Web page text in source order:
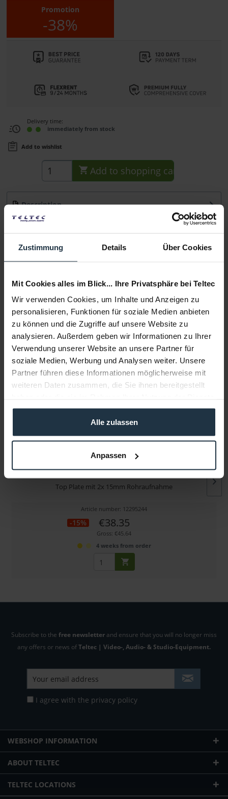
Zustimmung Details Über Cookies
Mit Cookies alles im Blick... Ihre Privatsphäre bei Teltec
Wir verwenden Cookies, um Inhalte und Anzeigen zu
personalisieren, Funktionen für soziale Medien anbieten
zu können und die Zugriffe auf unsere Website zu
analysieren. Außerdem geben wir Informationen zu Ihrer
Verwendung unserer Website an unsere Partner für
soziale Medien, Werbung und Analysen weiter. Unsere
Partner führen diese Informationen möglicherweise mit
weiteren Daten zusammen, die Sie ihnen bereitgestellt
gesammelt haben.
Alle zulassen
Anpassen
Promotion
-38%
Delivery time:
immediately from stock
Add to wishlist
Add to shopping cart
Description
Hauptmerkmale 1/4" Schraube kurzer Schaft und kurzes
Media
Manufacturer & Product Safety Information
Folgende Infos zum Hersteller sind verfübar......more
More articles from +++ Tilta +++ look at
Top Plate mit 2x 15mm Rohraufnahme
Article number: 12295244
-15% €38.35
Gross: €45.64
4 weeks from order
Subscribe to the free newsletter and ensure that you will no longer miss
any offers or news ofTeltec | Video-, Audio- & Studio-Equipment.
I agree with the privacy policy
WEBSHOP INFORMATION
ABOUT TELTEC
TELTEC LOCATIONS